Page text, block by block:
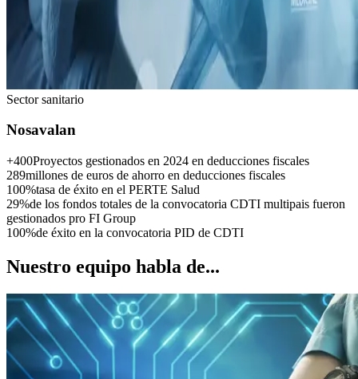
Sector sanitario
Nosavalan
+400Proyectos gestionados en 2024 en deducciones fiscales
289millones de euros de ahorro en deducciones fiscales
100%tasa de éxito en el PERTE Salud
29%de los fondos totales de la convocatoria CDTI multipais fueron
gestionados pro FI Group
100%de éxito en la convocatoria PID de CDTI
Nuestro equipo habla de...